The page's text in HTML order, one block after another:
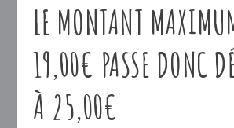
LE MONTANT
19,00€ PASSE DONC
À 25,00€